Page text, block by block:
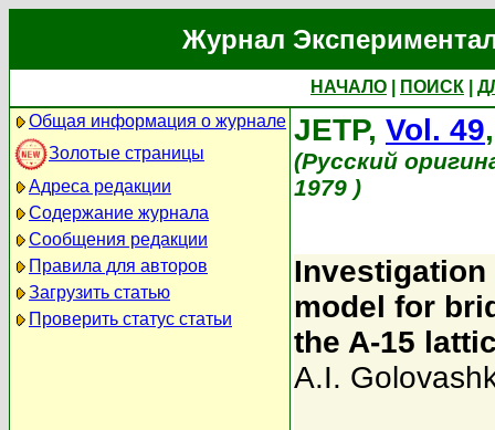
Журнал
НАЧАЛО ПОИСК
Общая информация о журнале
Золотые страницы
Адреса редакции
Содержание журнала
Сообщения редакции
Правила для авторов
Загрузить статью
Проверить статус статьи
JETP, Vol. 49
(Русский
1979 )
model for
the A-15
A.I.